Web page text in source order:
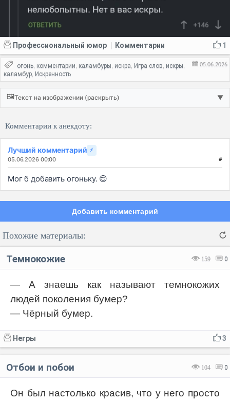
1
Профессиональный юмор Комментарии
05.06.2026
огонь, комментарии, каламбуры, искра, Игра слов, искры,
каламбур, Искренность
🖼️Текст на изображении (раскрыть) ▼
Комментарии к анекдоту:
Лучший комментарий ⚡
05.06.2026 00:00 #
Мог б добавить огоньку. 😊
Добавить комментарий
Код:
Похожие материалы:
159 0
Темнокожие
— А знаешь как называют темнокожих
людей поколения бумер?
— Чёрный бумер.
3
Негры
104 0
Отбои и побои
Он был настолько красив, что у него просто